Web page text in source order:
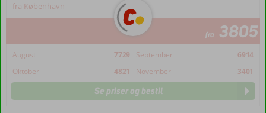
fra København
fra 3805
August 7729 September
6914
Oktober
4821 November 3401
Se priser og bestil